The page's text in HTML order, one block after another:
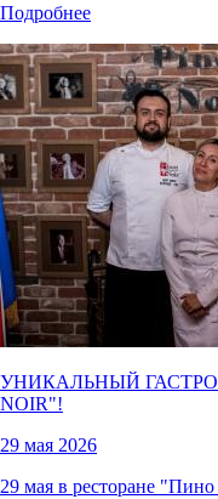
Подробнее
УНИКАЛЬНЫЙ
NOIR"!
29 мая 2026
29 мая в ресторане